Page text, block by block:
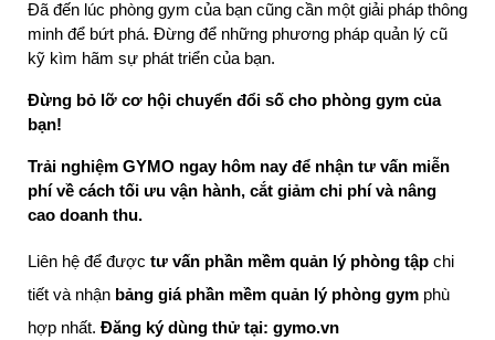
Đã đến lúc phòng gym của bạn cũng cần một giải pháp thông
minh để bứt phá. Đừng để những phương pháp quản lý cũ
kỹ kìm hãm sự phát triển của bạn.
Đừng bỏ lỡ cơ hội chuyển đổi số cho phòng gym của
bạn!
Trải nghiệm GYMO ngay hôm nay để nhận tư vấn miễn
phí về cách tối ưu vận hành, cắt giảm chi phí và nâng
cao doanh thu.
Liên hệ để được tư vấn phần mềm quản lý phòng tập chi
tiết và nhận bảng giá phần mềm quản lý phòng gym phù
hợp nhất. Đăng ký dùng thử tại: gymo.vn